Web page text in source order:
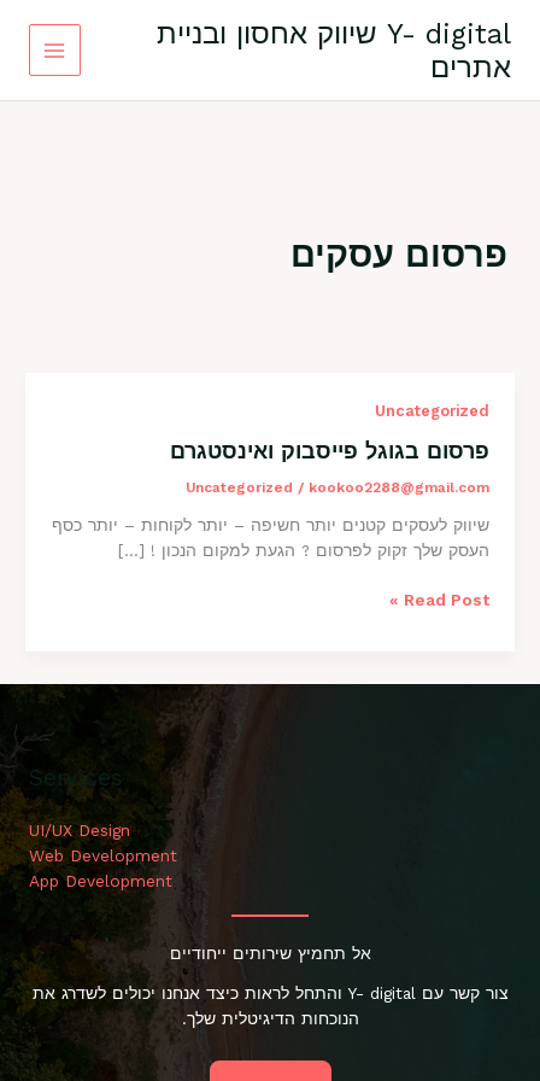
Y- digital שיווק אחסון ובניית
אתרים
פרסום עסקים
Uncategorized
פרסום בגוגל פייסבוק ואינסטגרם
Uncategorized / kookoo2288@gmail.com
שיווק לעסקים קטנים יותר חשיפה – יותר לקוחות – יותר כסף
העסק שלך זקוק לפרסום ? הגעת למקום הנכון ! […]
פרסום
פייסבוק
ואינסטגרם
Read Post »
Services
UI/UX Design
Web Development
App Development
אל תחמיץ שירותים ייחודיים
צור קשר עם Y- digital והתחל לראות כיצד אנחנו יכולים לשדרג את
הנוכחות הדיגיטלית שלך.